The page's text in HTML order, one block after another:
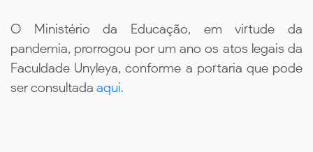
O Ministério da Educação, em virtude da
pandemia, prorrogou por um ano os atos legais da
Faculdade Unyleya, conforme a portaria que pode
ser consultada aqui.